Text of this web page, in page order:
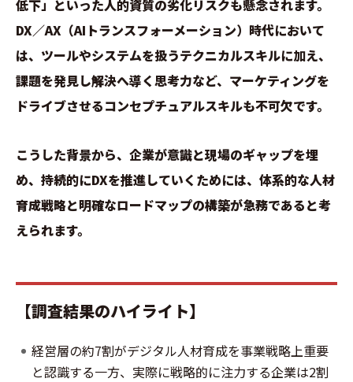
低下」といった人的資質の劣化リスクも懸念されます。
DX／AX（AIトランスフォーメーション）時代において
は、ツールやシステムを扱うテクニカルスキルに加え、
課題を発見し解決へ導く思考力など、マーケティングを
ドライブさせるコンセプチュアルスキルも不可欠です。
こうした背景から、企業が意識と現場のギャップを埋
め、持続的にDXを推進していくためには、体系的な人材
育成戦略と明確なロードマップの構築が急務であると考
えられます。
【調査結果のハイライト】
経営層の約7割がデジタル人材育成を事業戦略上重要
と認識する一方、実際に戦略的に注力する企業は2割